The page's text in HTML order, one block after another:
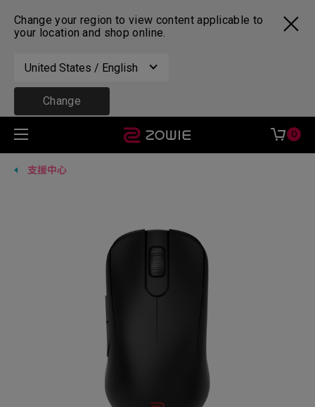
Change your region to view content applicable to
your location and shop online.
United States / English
Change
0
支援中心